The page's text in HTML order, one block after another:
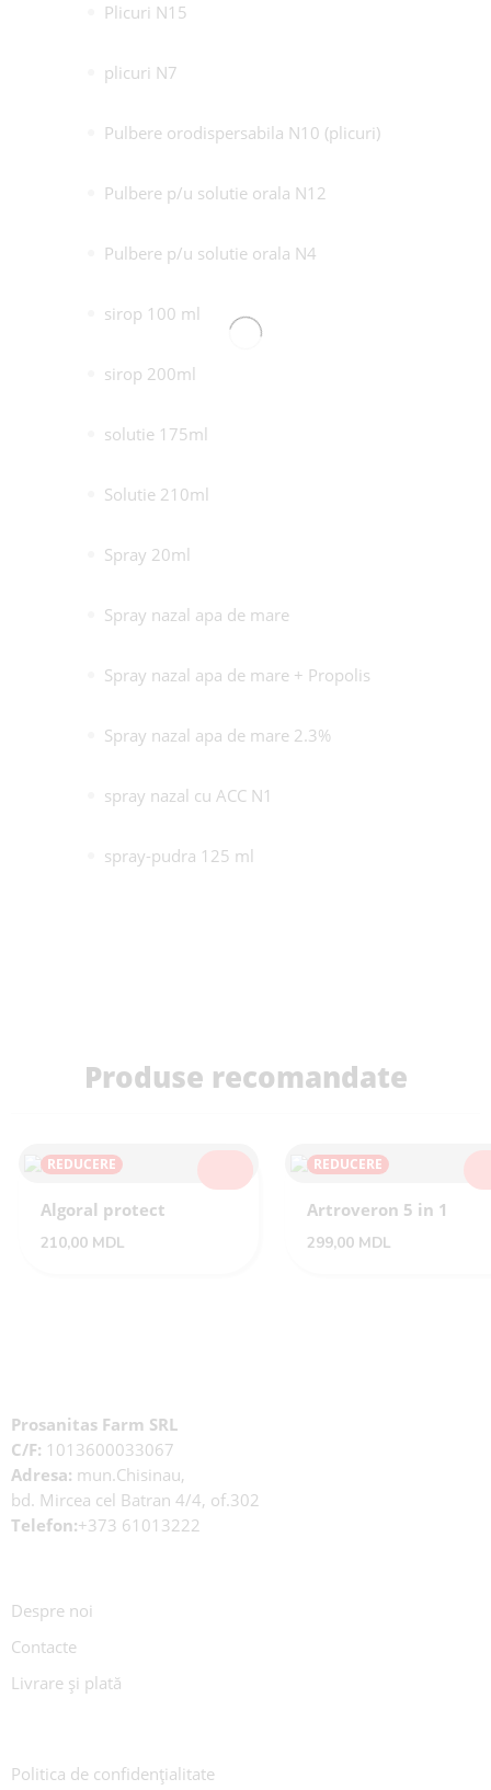
Plicuri N15
plicuri N7
Pulbere orodispersabila N10 (plicuri)
Pulbere p/u solutie orala N12
Pulbere p/u solutie orala N4
sirop 100 ml
sirop 200ml
solutie 175ml
Solutie 210ml
Spray 20ml
Spray nazal apa de mare
Spray nazal apa de mare + Propolis
Spray nazal apa de mare 2.3%
spray nazal cu ACC N1
spray-pudra 125 ml
Produse recomandate
REDUCERE
Algoral protect
210,00 MDL
REDUCERE
Artroveron 5 in 1
299,00 MDL
Prosanitas Farm SRL
C/F: 1013600033067
Adresa: mun.Chisinau,
bd. Mircea cel Batran 4/4, of.302
Telefon:+373 61013222
Despre noi
Contacte
Livrare și plată
Politica de confidențialitate